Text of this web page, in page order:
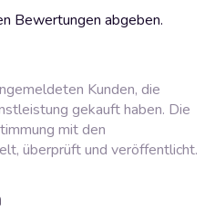
Bewertungen abgeben.
Kunden, die
gekauft haben. Die
mit den
überprüft und veröffentlicht.